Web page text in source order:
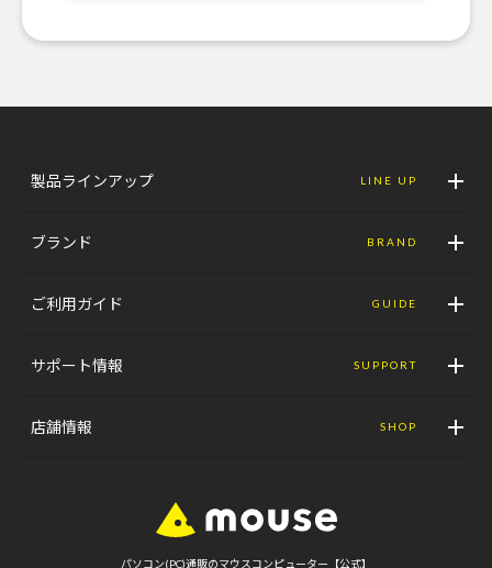
製品ラインアップ LINE UP
ブランド BRAND
ご利用ガイド GUIDE
サポート情報 SUPPORT
店舗情報 SHOP
パソコン(PC)通販のマウスコンピューター【公式】